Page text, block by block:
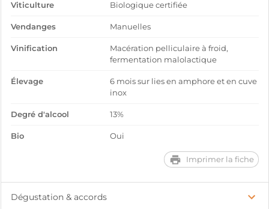
Viticulture Biologique certifiée
Vendanges Manuelles
Vinification
Macération pelliculaire à froid,
fermentation malolactique
Élevage
6 mois sur lies en amphore et en cuve
inox
Degré d'alcool 13%
Bio Oui
Imprimer la fiche
Dégustation & accords